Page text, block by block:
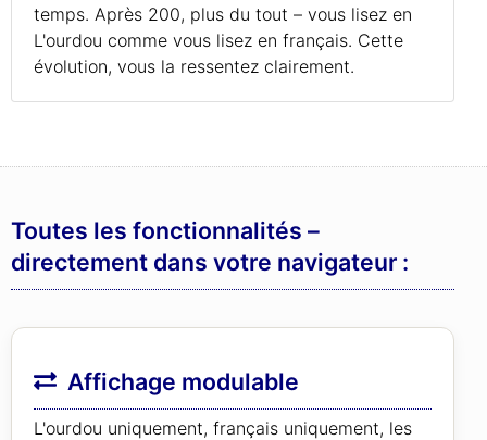
temps. Après 200, plus du tout – vous lisez en
L'ourdou comme vous lisez en français. Cette
évolution, vous la ressentez clairement.
Toutes les fonctionnalités –
directement dans votre navigateur :
Affichage modulable
L'ourdou uniquement, français uniquement, les